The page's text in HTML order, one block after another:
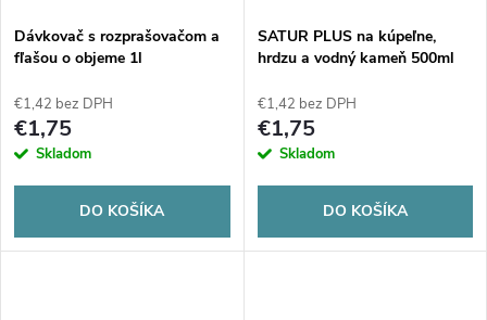
Dávkovač s rozprašovačom a
fľašou o objeme 1l
€1,42 bez DPH
€1,75
Skladom
DO KOŠÍKA
SATUR PLUS na kúpeľne,
hrdzu a vodný kameň 500ml
€1,42 bez DPH
€1,75
Skladom
DO KOŠÍKA